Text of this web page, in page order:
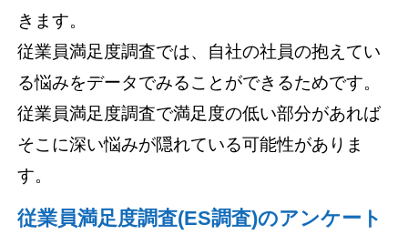
きます。
従業員満足度調査では、自社の社員の抱えてい
る悩みをデータでみることができるためです。
従業員満足度調査で満足度の低い部分があれば
そこに深い悩みが隠れている可能性がありま
す。
従業員満足度調査(ES調査)のアンケート